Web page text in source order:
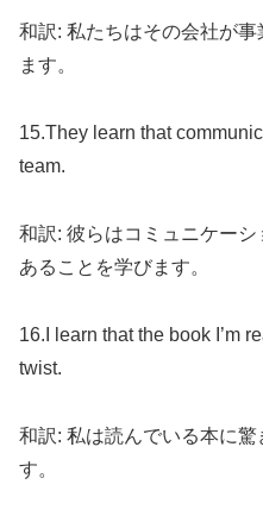
和訳: 私たちはその会社が
ます。
15.They learn that
team.
和訳: 彼らはコミュニケー
あることを学びます。
16.I learn that the book I’m
twist.
和訳: 私は読んでいる本に
す。